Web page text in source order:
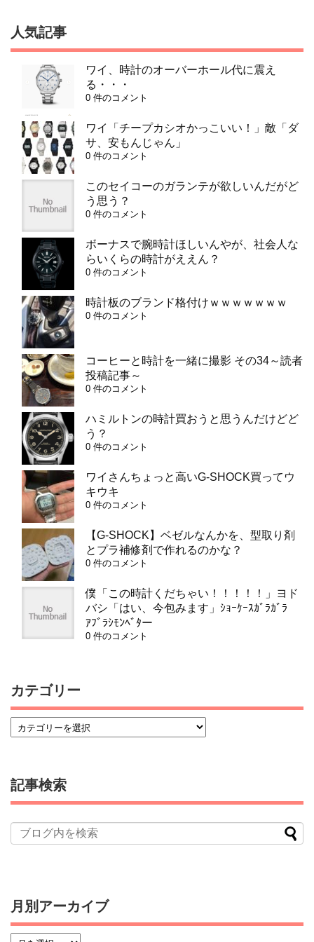
人気記事
ワイ、時計のオーバーホール代に震え
る・・・
0 件のコメント
ワイ「チープカシオかっこいい！」敵「ダ
サ、安もんじゃん」
0 件のコメント
このセイコーのガランテが欲しいんだがど
う思う？
0 件のコメント
ボーナスで腕時計ほしいんやが、社会人な
らいくらの時計がええん？
0 件のコメント
時計板のブランド格付けｗｗｗｗｗｗｗ
0 件のコメント
コーヒーと時計を一緒に撮影 その34～読者
投稿記事～
0 件のコメント
ハミルトンの時計買おうと思うんだけどど
う？
0 件のコメント
ワイさんちょっと高いG-SHOCK買ってウ
キウキ
0 件のコメント
【G-SHOCK】ベゼルなんかを、型取り剤
とプラ補修剤で作れるのかな？
0 件のコメント
僕「この時計くだちゃい！！！！！」ヨド
バシ「はい、今包みます」ｼｮｰｹｰｽｶﾞﾗｶﾞﾗ
ｱﾌﾞﾗｼﾓﾝﾍﾞﾀー
0 件のコメント
カテゴリー
記事検索
月別アーカイブ